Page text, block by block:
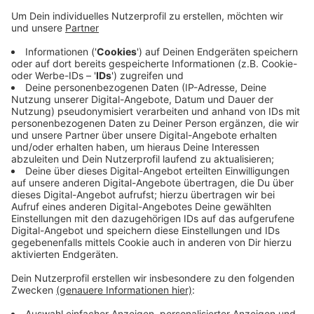
Anzeige
Sie hat heute den Termin für einen Infoabend
festgelegt. Es geht darum zu klören, wo und wie groß
eine solche Fläche sein soll und was sich Interessierte
wünschen. Der Infoabend ist am kommenden
Donnerstag um 17.30 Uhr im Bürgerhaus in Olfen. In
Billerbeck und Lüdinghausen laufen ebenfalls
Planungen für eine solche Hundewiese.
Anzeige